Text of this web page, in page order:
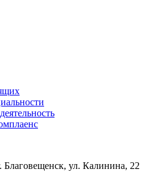
Благовещенск, ул. Калинина, 22